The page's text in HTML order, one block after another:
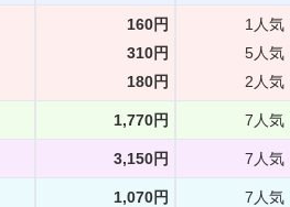
160円
1人気
310円
5人気
180円 2人気
1,770円 7人気
3,150円 7人気
1,070円
7人気